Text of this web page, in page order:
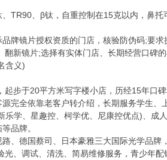
、β钛，自重控制在15克以内，鼻托
镜片授权资质的门店，核验防伪码;要求
新镜片;选择有实体门店、长期经营口碑的
含义)
于20平方米写字楼小店，历经15年口
完全依靠老客户转介绍，长期服务学生、
、星趣控、柯学优、尼康控优点)、成
品牌。
德国蔡司、日本豪雅三大国际光学品牌
、调试、清洗、简易维修服务，青少年